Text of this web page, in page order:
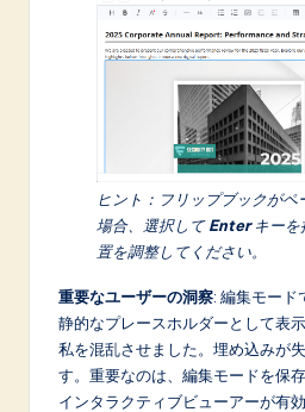
ヒント：フリップブックが
場合、選択してEnterキーを
置を調整してください。
重要なユーザーの洞察: 編集モード
静的なプレースホルダーとして表
私を混乱させました。埋め込みが
す。重要なのは、編集モードを保
インタラクティブビューアーが有